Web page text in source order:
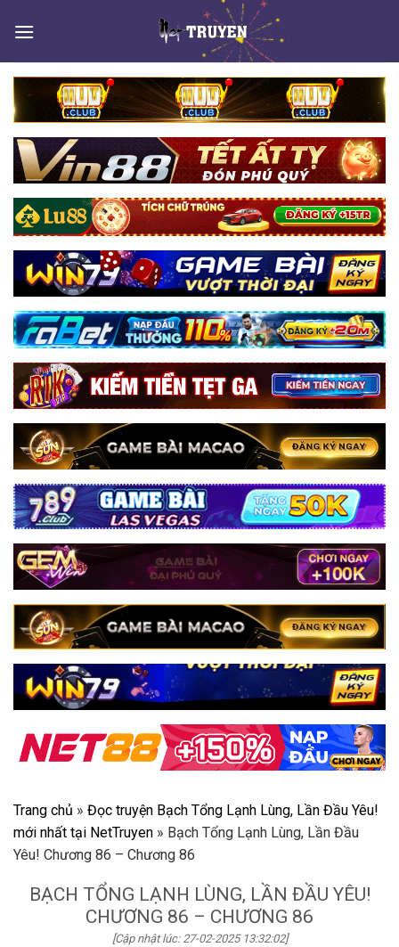
Trang chủ » Đọc truyện Bạch Tổng Lạnh Lùng, Lần Đầu Yêu!
mới nhất tại NetTruyen » Bạch Tổng Lạnh Lùng, Lần Đầu
Yêu! Chương 86 – Chương 86
BẠCH TỔNG LẠNH LÙNG, LẦN ĐẦU YÊU!
CHƯƠNG 86 – CHƯƠNG 86
[Cập nhật lúc: 27-02-2025 13:32:02]